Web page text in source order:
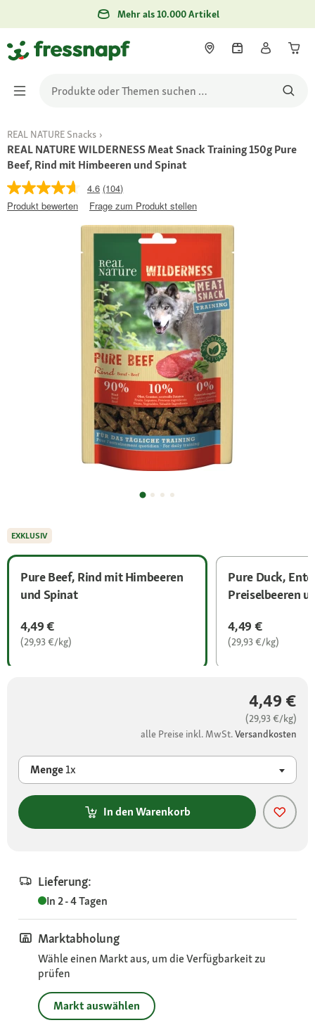
Mehr als 10.000 Artikel
REAL NATURE Snacks
REAL NATURE WILDERNESS Meat Snack Training 150g Pure
Beef, Rind mit Himbeeren und Spinat
4.6 (104)
Produkt bewerten
Frage zum Produkt stellen
Pure Beef, Rind mit Himbeeren
und Spinat
4,49 €
(29,93 €/kg)
Pure Duck,
Preiselbeeren
4,49 €
(29,93 €/kg)
4,49 €
(29,93 €/kg)
alle Preise inkl. MwSt.Versandkosten
Menge1x
In den Warenkorb
Lieferung:
In 2 - 4 Tagen
Marktabholung
Wähle einen Markt aus, um die Verfügbarkeit zu
prüfen
Markt auswählen
EXKLUSIV